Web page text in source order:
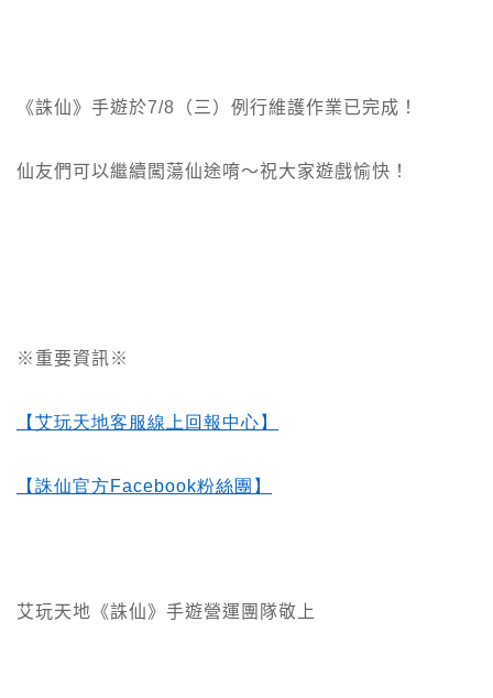
《誅仙》手遊於7/8（三）例行維護作業已完成！
仙友們可以繼續闖蕩仙途唷～祝大家遊戲愉快！
※重要資訊※
【艾玩天地客服線上回報中心】
【誅仙官方Facebook粉絲團】
艾玩天地《誅仙》手遊營運團隊敬上